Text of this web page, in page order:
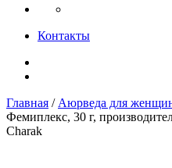
Контакты
Главная / Аюрведа для
Фемиплекс, 30 г,
Charak